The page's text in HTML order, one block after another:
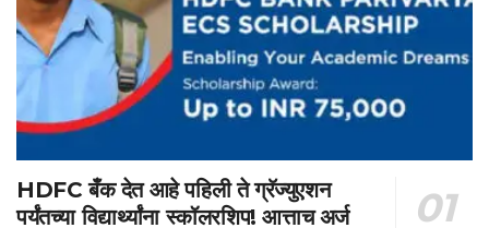
HDFC बँक देत आहे पहिली ते ग्रॅज्युएशन
पर्यंतच्या विद्यार्थ्यांना स्कॉलरशिप! आत्ताच अर्ज